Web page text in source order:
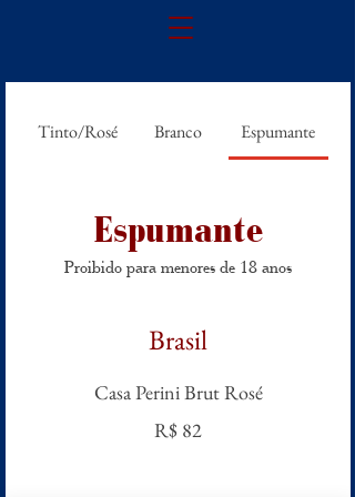
Tinto/Rosé Branco Espumante
Espumante
Proibido para menores de 18 anos
Brasil
Casa Perini Brut Rosé
R$ 82